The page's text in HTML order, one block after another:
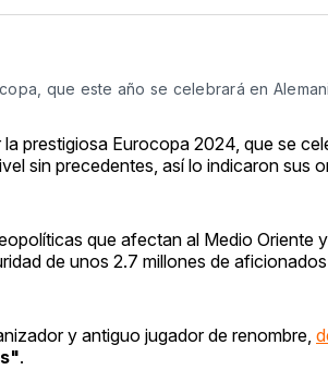
que este año se celebrará en
prestigiosa Eurocopa 2024, que se
sin precedentes, así lo indicaron sus
que afectan al Medio Oriente
de unos 2.7 millones de
y antiguo jugador de renombre,
.